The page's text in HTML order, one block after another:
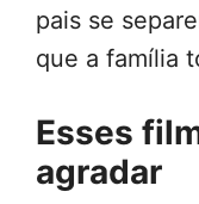
pais se
que a família
Esses
agradar